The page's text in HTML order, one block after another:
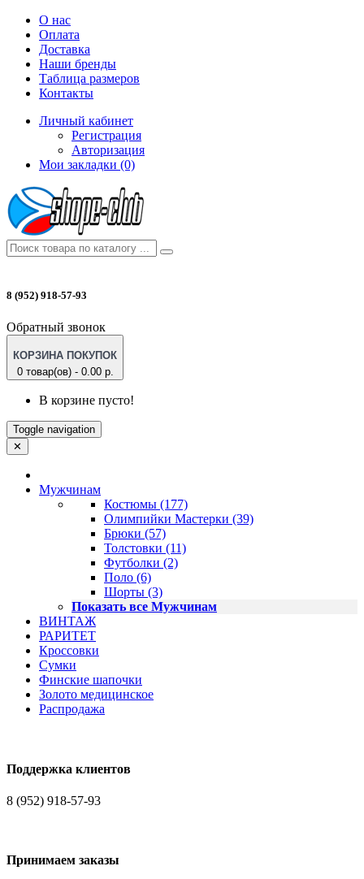
О нас
Оплата
Доставка
Наши бренды
Таблица размеров
Контакты
Личный кабинет
Регистрация
Авторизация
Мои закладки (0)
8 (952) 918-57-93
Обратный звонок
КОРЗИНА ПОКУПОК
0 товар(ов) - 0.00 р.
В корзине пусто!
Toggle navigation
✕
Мужчинам
Костюмы (177)
Олимпийки Мастерки (39)
Брюки (57)
Толстовки (11)
Футболки (2)
Поло (6)
Шорты (3)
Показать все Мужчинам
ВИНТАЖ
РАРИТЕТ
Кроссовки
Сумки
Финские шапочки
Золото медицинское
Распродажа
Поддержка клиентов
8 (952) 918-57-93
Принимаем заказы